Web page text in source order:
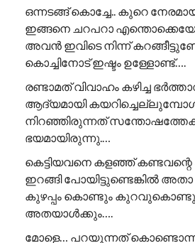
ഒന്നടങ്ങ് കൊച്ചേ.. കുറെ
ഇങ്ങനെ ചറപറാ
അവൻ ഇവിടെ നിന്ന്
കൊച്ചിനോട് ഇഷ്ടം ഉള്ളോണ്ട്….
രണ്ടാമത് വിവാഹം കഴിച്ച
ആദ്യമായി
നിറഞ്ഞിരുന്നത്
ഭയമായിരുന്നു.…
കെട്ടിയവനെ കളഞ്ഞ്
ഇറങ്ങി പോയിട്ടുണ്ടെങ്കിൽ അതാ
കുഴപ്പം കൊണ്ടും
അതയാൾക്കും….
മോളെ… പറയുന്നത്